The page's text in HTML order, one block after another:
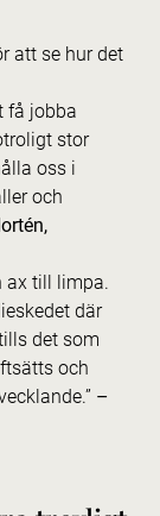
att se hur det
få jobba
stor
oss i
och
ax till limpa.
där
det som
och
–